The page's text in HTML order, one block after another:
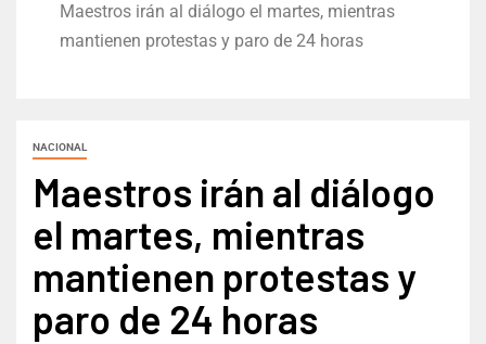
Maestros irán al diálogo el martes, mientras
mantienen protestas y paro de 24 horas
NACIONAL
Maestros irán al diálogo
el martes, mientras
mantienen protestas y
paro de 24 horas